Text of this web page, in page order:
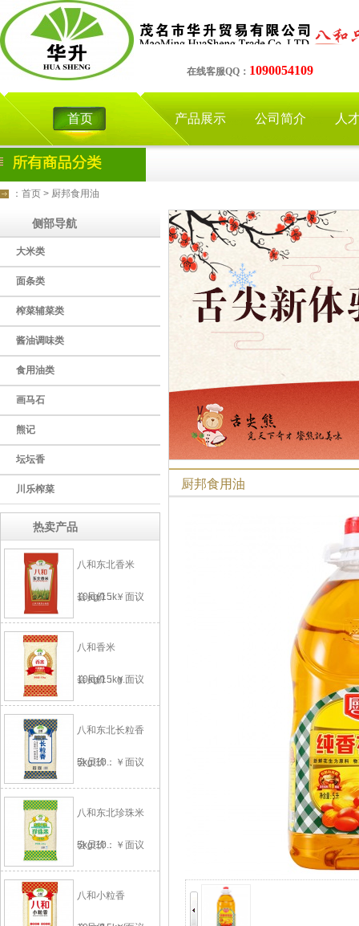
在线客服QQ： 1090054109
首页 产品展示 公司简介 人
： 首页 > 厨邦食用油
厨邦食用油
侧部导航
大米类
面条类
榨菜辅菜类
酱油调味类
食用油类
画马石
熊记
坛坛香
川乐榨菜
热卖产品
八和东北香米
10kg/15k..
会员价：￥面议
八和香米
10kg/15kg..
会员价：￥面议
八和东北长粒香
5kg/10..
会员价：￥面议
八和东北珍珠米
5kg/10..
会员价：￥面议
八和小粒香